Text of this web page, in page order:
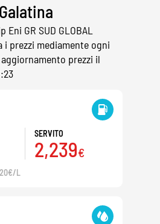
GR SUD GLOBAL
i prezzi mediamente ogni
prezzi il
SERVITO
2,239€
L